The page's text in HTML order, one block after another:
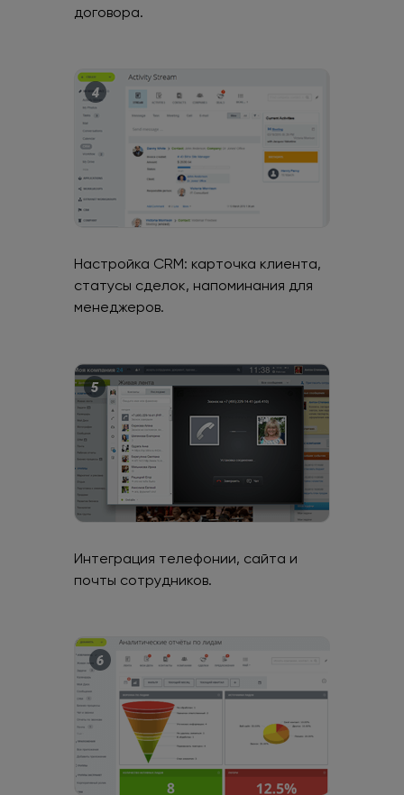
договора.
Настройка CRM: карточка клиента,
статусы сделок, напоминания для
менеджеров.
Интеграция телефонии, сайта и
почты сотрудников.